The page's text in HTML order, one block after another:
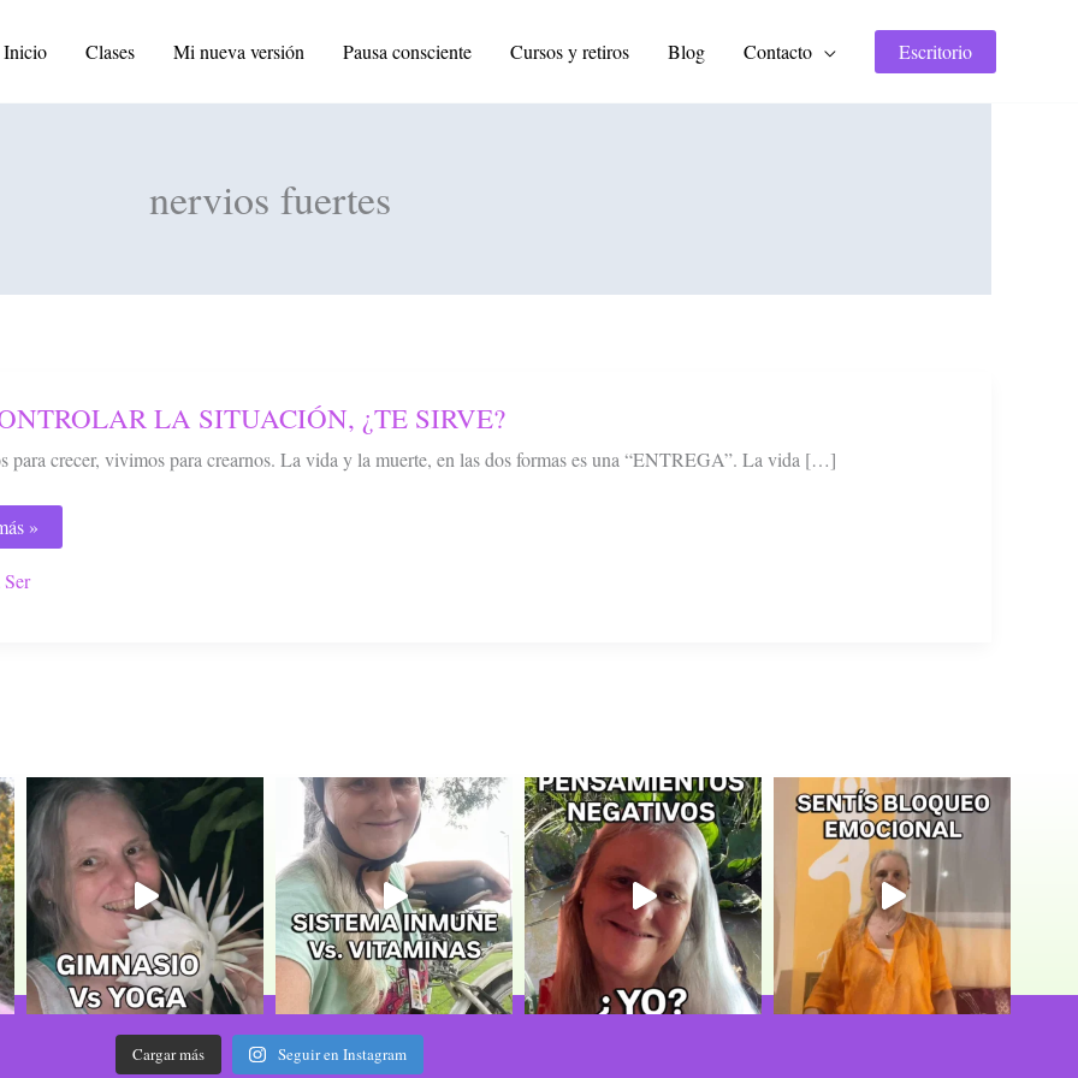
Inicio Clases Mi nueva versión Pausa consciente Cursos y retiros Blog Contacto Escritorio
nervios fuertes
LA SITUACIÓN, ¿TE SIRVE?
para crecer, vivimos para crearnos. La vida y la muerte, en las dos formas es una “ENTREGA”. La vida […]
»
Ser
Cargar más Seguir en Instagram